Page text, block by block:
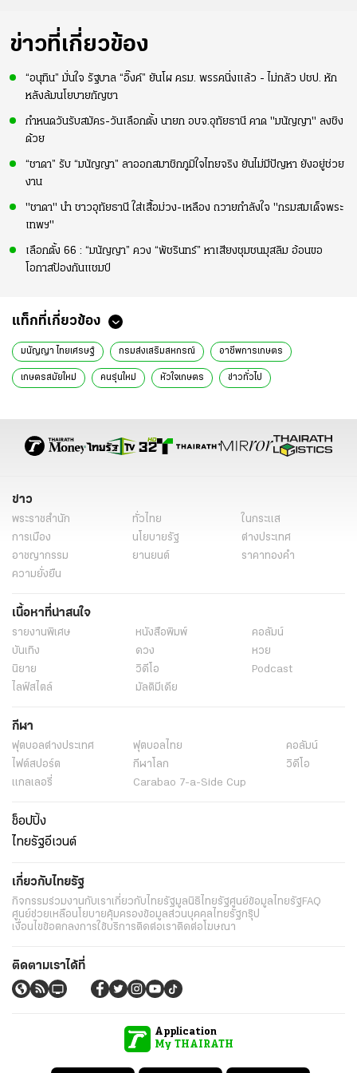
ข่าวที่เกี่ยวข้อง
“อนุทิน” มั่นใจ รัฐบาล “อิ๊งค์” ยันโผ ครม. พรรคนิ่งแล้ว - ไม่กลัว ปชป. หัก
หลังล้มนโยบายกัญชา
กำหนดวันรับสมัคร-วันเลือกตั้ง นายก อบจ.อุทัยธานี คาด "มนัญญา" ลงชิง
ด้วย
“ชาดา” รับ “มนัญญา” ลาออกสมาชิกภูมิใจไทยจริง ยันไม่มีปัญหา ยังอยู่ช่วย
งาน
"ชาดา" นำ ชาวอุทัยธานี ใส่เสื้อม่วง-เหลือง ถวายกำลังใจ "กรมสมเด็จพระ
เทพฯ"
เลือกตั้ง 66 : “มนัญญา” ควง “พัชรินทร์” หาเสียงชุมชนมุสลิม อ้อนขอ
โอกาสป้องกันแชมป์
แท็กที่เกี่ยวข้อง
มนัญญา ไทยเศรษฐ์ กรมส่งเสริมสหกรณ์ อาชีพการเกษตร
เกษตรสมัยใหม่ คนรุ่นใหม่ หัวใจเกษตร ข่าวทั่วไป
ข่าว
พระราชสำนัก ทั่วไทย
ในกระแส
การเมือง
นโยบายรัฐ
ต่างประเทศ
อาชญากรรม
ยานยนต์
ราคาทองคำ
ความยั่งยืน
เนื้อหาที่น่าสนใจ
รายงานพิเศษ หนังสือพิมพ์
คอลัมน์
บันเทิง
ดวง
หวย
นิยาย
วิดีโอ
Podcast
ไลฟ์สไตล์
มัลติมีเดีย
กีฬา
ฟุตบอลต่่างประเทศ ฟุตบอลไทย
คอลัมน์
ไฟต์สปอร์ต
กีฬาโลก
วิดีโอ
แกลเลอรี่
Carabao 7-a-Side Cup
ช็อปปิ้ง
ไทยรัฐอีเวนต์
เกี่ยวกับไทยรัฐ
กิจกรรมร่วมงานกับเราเกี่ยวกับไทยรัฐมูลนิธิไทยรัฐศูนย์ข้อมูลไทยรัฐ FAQ
ศูนย์ช่วยเหลือนโยบายคุ้มครองข้อมูลส่วนบุคคลไทยรัฐกรุ๊ป
เงื่อนไขข้อตกลงการใช้บริการติดต่อเราติดต่อโฆษณา
ติดตามเราได้ที่
Application
My THAIRATH